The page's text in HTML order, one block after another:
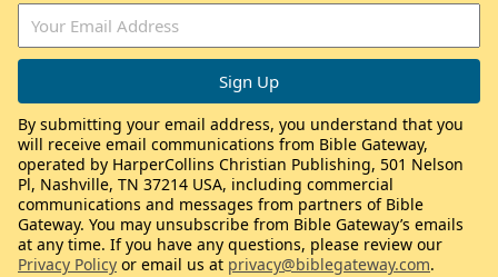
By submitting your email address, you understand that you
will receive email communications from Bible Gateway,
operated by HarperCollins Christian Publishing, 501 Nelson
Pl, Nashville, TN 37214 USA, including commercial
communications and messages from partners of Bible
Gateway. You may unsubscribe from Bible Gateway’s emails
at any time. If you have any questions, please review our
Privacy Policy or email us at privacy@biblegateway.com.